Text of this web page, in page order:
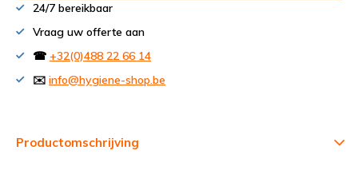
24/7 bereikbaar
Vraag uw offerte aan
☎ +32(0)488 22 66 14
✉️ info@hygiene-shop.be
Productomschrijving